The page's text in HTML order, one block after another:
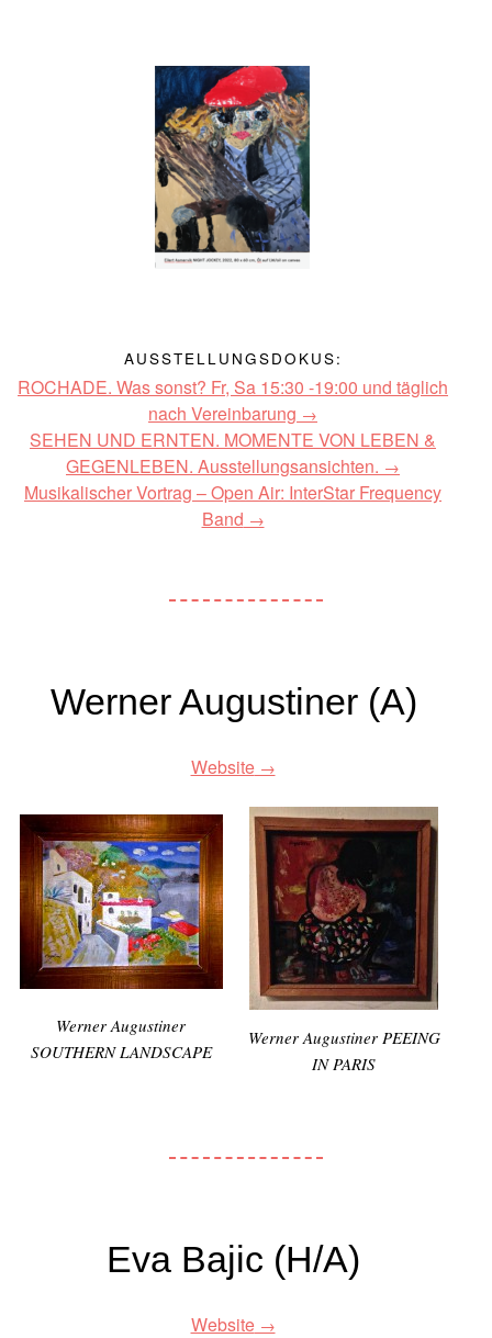
AUSSTELLUNGSDOKUS:
ROCHADE. Was sonst? Fr, Sa 15:30 -19:00 und täglich
nach Vereinbarung
SEHEN UND ERNTEN. MOMENTE VON LEBEN &
GEGENLEBEN. Ausstellungsansichten.
Musikalischer Vortrag – Open Air: InterStar Frequency
Band
Werner Augustiner (A)
Website
Werner Augustiner
SOUTHERN LANDSCAPE
Werner Augustiner PEEING
IN PARIS
Eva Bajic (H/A)
Website